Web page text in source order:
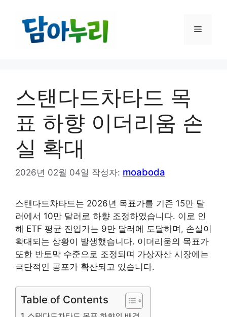
메
스탠다드차타드 목
표 하향 이더리움 손
실 확대
2026년 02월 04일 작성자: moaboda
스탠다드차타드는 2026년 목표가를 기존 15만 달
러에서 10만 달러로 하향 조정하였습니다. 이로 인
해 ETF 평균 진입가는 9만 달러에 도달하며, 손실이
확대되는 상황이 발생했습니다. 이더리움의 목표가
또한 반토막 수준으로 조정되며 가상자산 시장에는
극단적인 공포가 확산되고 있습니다.
Table of Contents